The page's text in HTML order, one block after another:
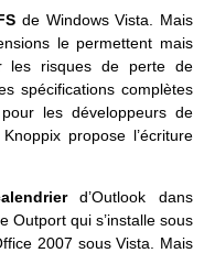
de Windows Vista. Mais
le permettent mais
les risques de perte de
spécifications complètes
les développeurs de
propose l’écriture
d’Outlook dans
Outport qui s’installe sous
2007 sous Vista. Mais